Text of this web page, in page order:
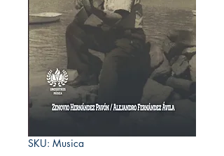
SKU: Musica